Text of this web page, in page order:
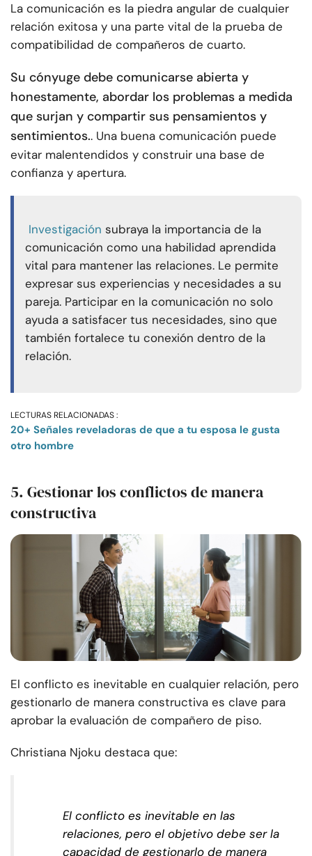
La comunicación es la piedra angular de cualquier
relación exitosa y una parte vital de la prueba de
compatibilidad de compañeros de cuarto.
Su cónyuge debe comunicarse abierta y
honestamente, abordar los problemas a medida
que surjan y compartir sus pensamientos y
sentimientos.. Una buena comunicación puede
evitar malentendidos y construir una base de
confianza y apertura.
Investigación subraya la importancia de la
comunicación como una habilidad aprendida
vital para mantener las relaciones. Le permite
expresar sus experiencias y necesidades a su
pareja. Participar en la comunicación no solo
ayuda a satisfacer tus necesidades, sino que
también fortalece tu conexión dentro de la
relación.
LECTURAS RELACIONADAS :
20+ Señales reveladoras de que a tu esposa le gusta
otro hombre
5. Gestionar los conflictos de manera
constructiva
El conflicto es inevitable en cualquier relación, pero
gestionarlo de manera constructiva es clave para
aprobar la evaluación de compañero de piso.
Christiana Njoku destaca que:
El conflicto es inevitable en las
relaciones, pero el objetivo debe ser la
capacidad de gestionarlo de manera